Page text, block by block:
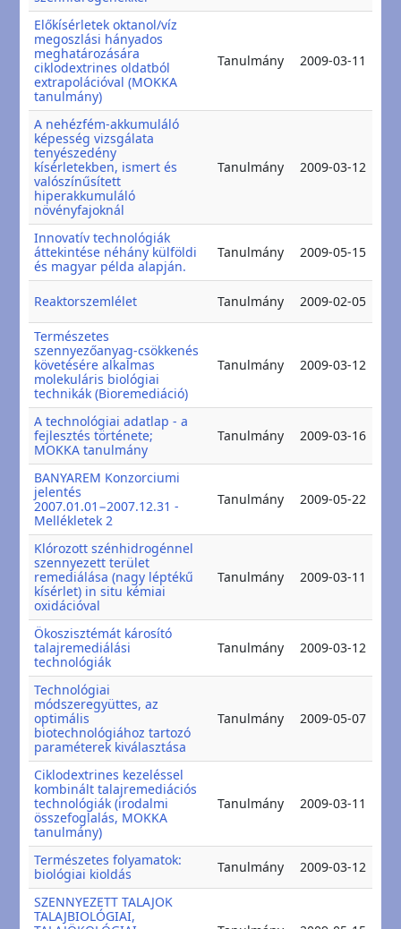
Előkísérletek oktanol/víz
megoszlási hányados
meghatározására
ciklodextrines oldatból
extrapolációval (MOKKA
tanulmány)
Tanulmány 2009-03-11
A nehézfém-akkumuláló
képesség vizsgálata
tenyészedény
kísérletekben, ismert és
valószínűsített
hiperakkumuláló
növényfajoknál
Tanulmány 2009-03-12
Innovatív technológiák
áttekintése néhány külföldi
és magyar példa alapján.
Tanulmány 2009-05-15
Reaktorszemlélet Tanulmány 2009-02-05
Természetes
szennyezőanyag-csökkenés
követésére alkalmas
molekuláris biológiai
technikák (Bioremediáció)
Tanulmány 2009-03-12
A technológiai adatlap - a
fejlesztés története;
MOKKA tanulmány
Tanulmány 2009-03-16
BANYAREM Konzorciumi
jelentés
2007.01.01−2007.12.31 -
Mellékletek 2
Tanulmány 2009-05-22
Klórozott szénhidrogénnel
szennyezett terület
remediálása (nagy léptékű
kísérlet) in situ kémiai
oxidációval
Tanulmány 2009-03-11
Ökoszisztémát károsító
talajremediálási
technológiák
Tanulmány 2009-03-12
Technológiai
módszeregyüttes, az
optimális
biotechnológiához tartozó
paraméterek kiválasztása
Tanulmány 2009-05-07
Ciklodextrines kezeléssel
kombinált talajremediációs
technológiák (irodalmi
összefoglalás, MOKKA
tanulmány)
Tanulmány 2009-03-11
Természetes folyamatok:
biológiai kioldás
Tanulmány 2009-03-12
SZENNYEZETT TALAJOK
TALAJBIOLÓGIAI,